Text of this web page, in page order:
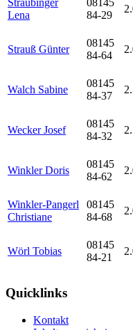
Straubinger
Lena
08145
84-29
Strauß Günter
08145
84-64
Walch Sabine
08145
84-37
Wecker Josef
08145
84-32
Winkler Doris
08145
84-62
Winkler-Pangerl
Christiane
08145
84-68
Wörl Tobias
08145
84-21
Quicklinks
Kontakt